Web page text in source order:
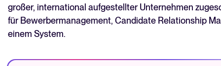
großer, international aufgestellter Unternehmen
für Bewerbermanagement, Candidate Relationship
einem System.